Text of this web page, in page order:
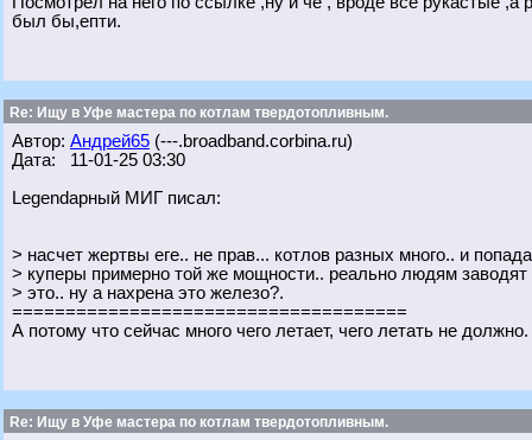
был бы,епти.
Re: Ищу в Уфе мастера по котлам твердотопливным.
Автор: Андрей65 (---.broadband.corbina.ru)
Дата: 11-01-25 03:30
Legendарный МИГ писал:
> насчет жертвы еге.. не прав... котлов разных много.. и
> куперы примерно той же мощности.. реально людям заводят
> это.. ну а нахрена это железо?.
=====================================
А потому что сейчас много чего летает, чего летать не
Re: Ищу в Уфе мастера по котлам твердотопливным.